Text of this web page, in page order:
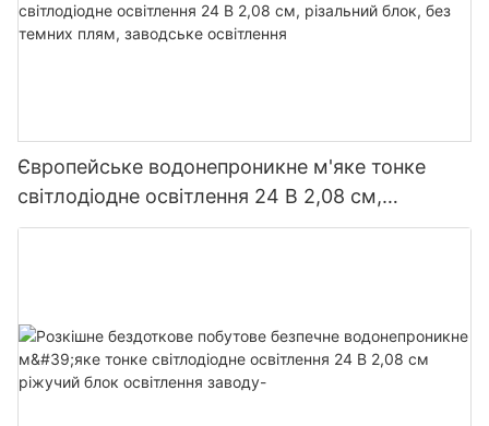
Європейське водонепроникне м'яке тонке
світлодіодне освітлення 24 В 2,08 см,
різальний блок, без темних плям, заводське